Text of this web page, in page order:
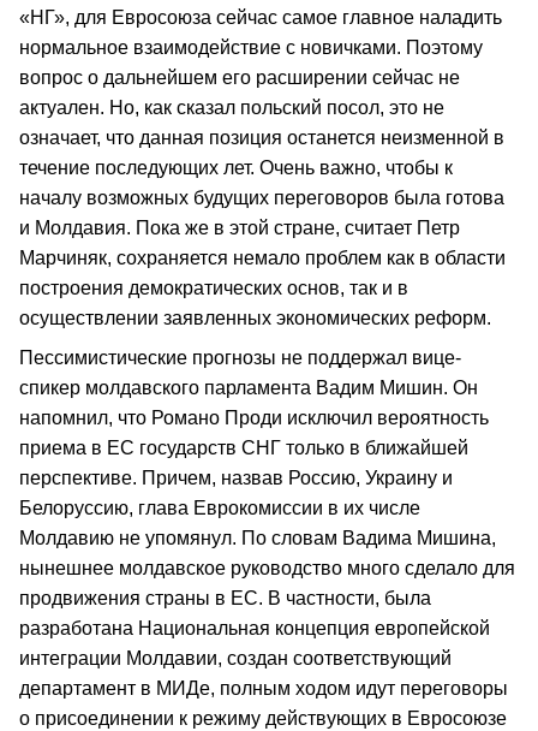
«НГ», для Евросоюза сейчас самое главное наладить
нормальное взаимодействие с новичками. Поэтому
вопрос о дальнейшем его расширении сейчас не
актуален. Но, как сказал польский посол, это не
означает, что данная позиция останется неизменной в
течение последующих лет. Очень важно, чтобы к
началу возможных будущих переговоров была готова
и Молдавия. Пока же в этой стране, считает Петр
Марчиняк, сохраняется немало проблем как в области
построения демократических основ, так и в
осуществлении заявленных экономических реформ.
Пессимистические прогнозы не поддержал вице-
спикер молдавского парламента Вадим Мишин. Он
напомнил, что Романо Проди исключил вероятность
приема в ЕС государств СНГ только в ближайшей
перспективе. Причем, назвав Россию, Украину и
Белоруссию, глава Еврокомиссии в их числе
Молдавию не упомянул. По словам Вадима Мишина,
нынешнее молдавское руководство много сделало для
продвижения страны в ЕС. В частности, была
разработана Национальная концепция европейской
интеграции Молдавии, создан соответствующий
департамент в МИДе, полным ходом идут переговоры
о присоединении к режиму действующих в Евросоюзе